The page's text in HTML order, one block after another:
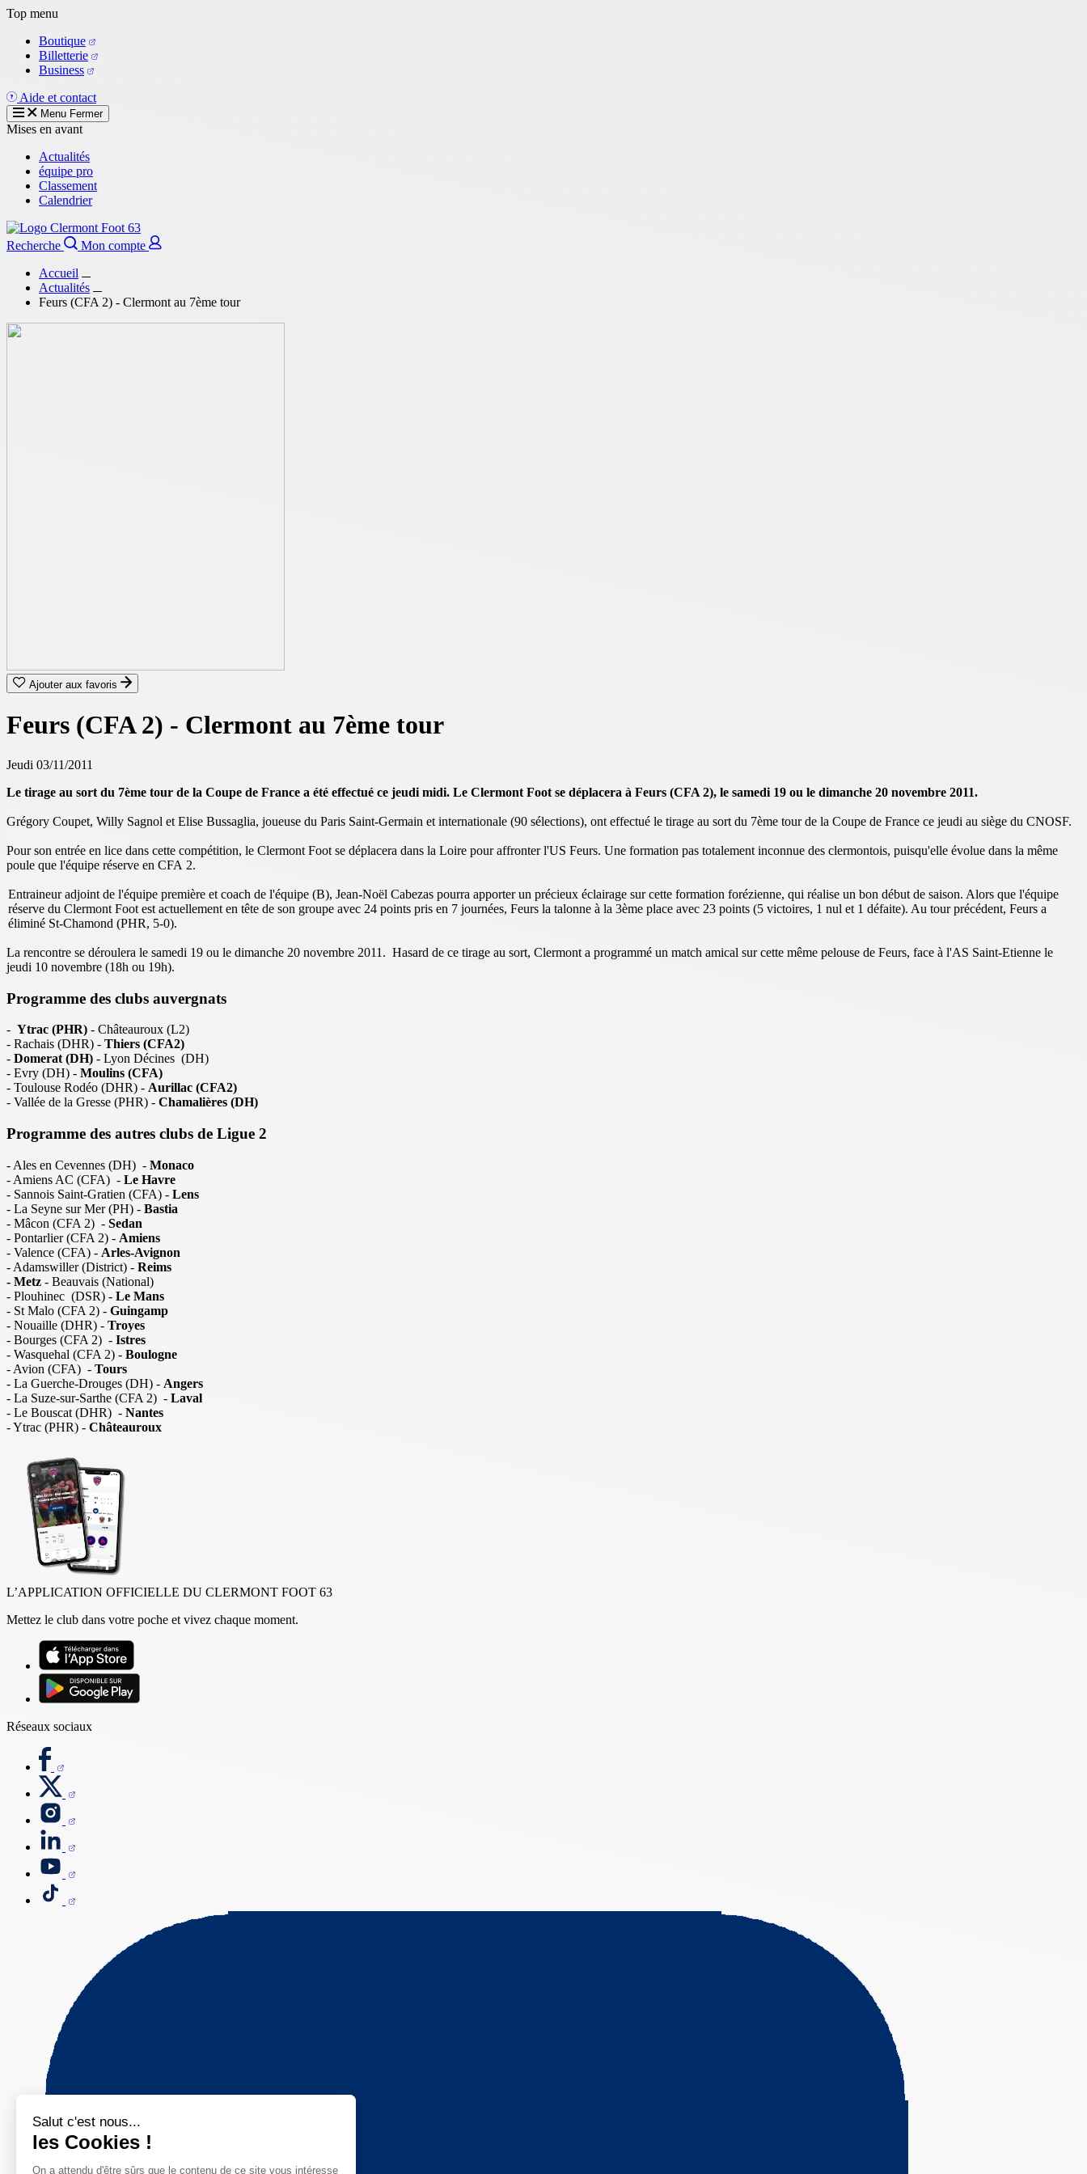
Salut c'est nous...
les Cookies !
On a attendu d'être sûrs que le contenu de ce site vous intéresse
Aller
contenu
principal
Top menu
Boutique
Billetterie
Business
Aide et contact
Menu Fermer
Mises en avant
Actualités
équipe pro
Classement
Calendrier
Recherche
Mon compte
Accueil
Actualités
Feurs (CFA 2) - Clermont au 7ème tour
Ajouter aux favoris
Feurs (CFA 2) - Clermont au 7ème tour
Jeudi 03/11/2011
Le tirage au sort du 7ème tour de la Coupe de France a été effectué ce jeudi midi. Le Clermont Foot se déplacera à Feurs (CFA 2), le samedi 19 ou le dimanche 20 novembre 2011.
Grégory Coupet, Willy Sagnol et Elise Bussaglia, joueuse du Paris Saint-Germain et internationale (90 sélections), ont effectué le tirage au sort du 7ème tour de la Coupe de France ce jeudi au siège du CNOSF.
Pour son entrée en lice dans cette compétition, le Clermont Foot se déplacera dans la Loire pour affronter l'US Feurs. Une formation pas totalement inconnue des clermontois, puisqu'elle évolue dans la même
poule que l'équipe réserve en CFA 2.
Entraineur adjoint de l'équipe première et coach de l'équipe (B), Jean-Noël Cabezas pourra apporter un précieux éclairage sur cette formation forézienne, qui réalise un bon début de saison. Alors que l'équipe
réserve du Clermont Foot est actuellement en tête de son groupe avec 24 points pris en 7 journées, Feurs la talonne à la 3ème place avec 23 points (5 victoires, 1 nul et 1 défaite). Au tour précédent, Feurs a
éliminé St-Chamond (PHR, 5-0).
La rencontre se déroulera le samedi 19 ou le dimanche 20 novembre 2011. Hasard de ce tirage au sort, Clermont a programmé un match amical sur cette même pelouse de Feurs, face à l'AS Saint-Etienne le
jeudi 10 novembre (18h ou 19h).
Programme des clubs auvergnats
- Ytrac (PHR) - Châteauroux (L2)
- Rachais (DHR) - Thiers (CFA2)
- Domerat (DH) - Lyon Décines (DH)
- Evry (DH) - Moulins (CFA)
- Toulouse Rodéo (DHR) - Aurillac (CFA2)
- Vallée de la Gresse (PHR) - Chamalières (DH)
Programme des autres clubs de Ligue 2
- Ales en Cevennes (DH) - Monaco
- Amiens AC (CFA) - Le Havre
- Sannois Saint-Gratien (CFA) - Lens
- La Seyne sur Mer (PH) - Bastia
- Mâcon (CFA 2) - Sedan
- Pontarlier (CFA 2) - Amiens
- Valence (CFA) - Arles-Avignon
- Adamswiller (District) - Reims
- Metz - Beauvais (National)
- Plouhinec (DSR) - Le Mans
- St Malo (CFA 2) - Guingamp
- Nouaille (DHR) - Troyes
- Bourges (CFA 2) - Istres
- Wasquehal (CFA 2) - Boulogne
- Avion (CFA) - Tours
- La Guerche-Drouges (DH) - Angers
- La Suze-sur-Sarthe (CFA 2) - Laval
- Le Bouscat (DHR) - Nantes
- Ytrac (PHR) - Châteauroux
L’APPLICATION OFFICIELLE DU CLERMONT FOOT 63
Mettez le club dans votre poche et vivez chaque moment.
Réseaux sociaux